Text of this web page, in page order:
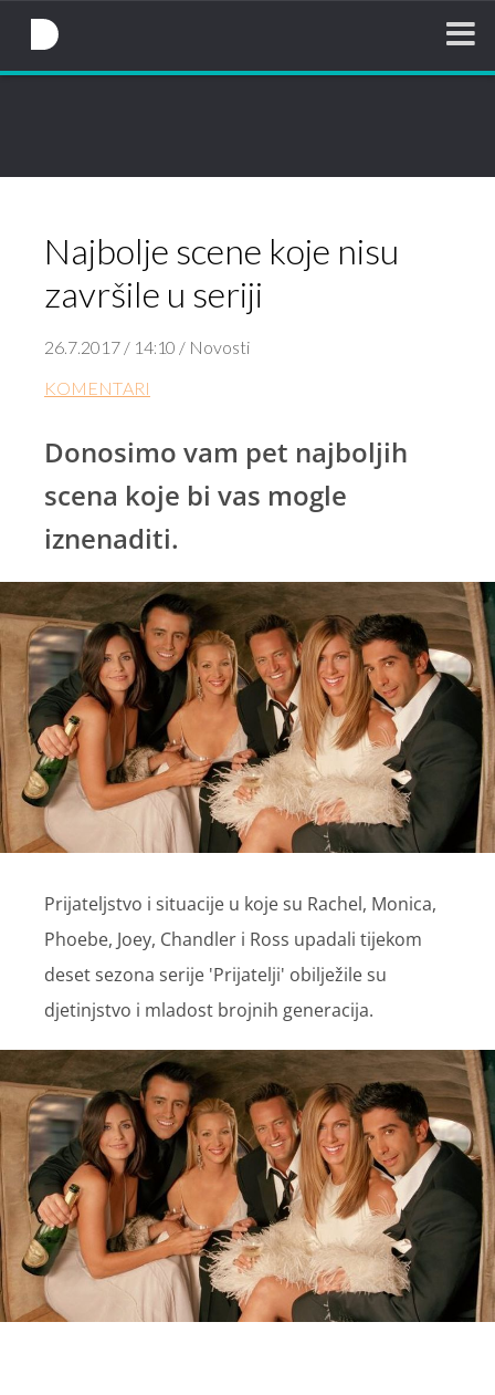
Najbolje scene koje nisu
završile u seriji
26.7.2017 / 14:10 / Novosti
KOMENTARI
Donosimo vam pet najboljih
scena koje bi vas mogle
iznenaditi.
Prijateljstvo i situacije u koje su Rachel, Monica,
Phoebe, Joey, Chandler i Ross upadali tijekom
deset sezona serije 'Prijatelji' obilježile su
djetinjstvo i mladost brojnih generacija.